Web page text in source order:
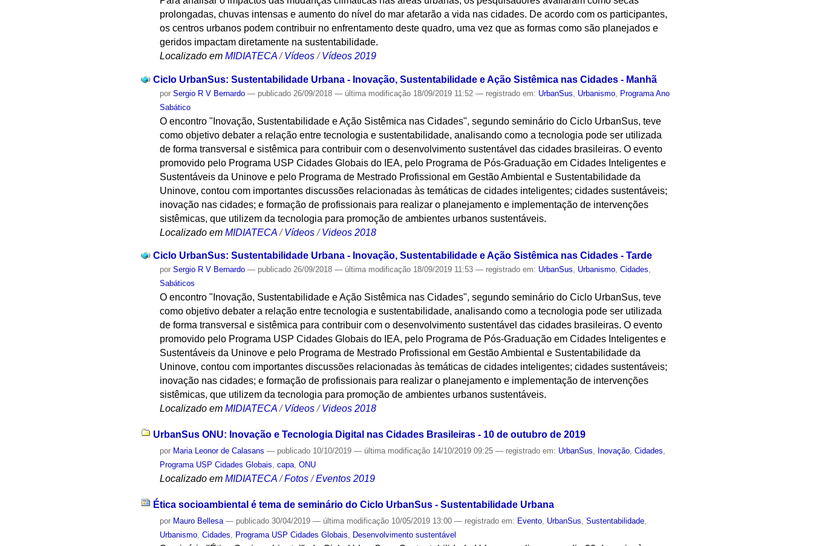
prolongadas, chuvas intensas e aumento do nível do mar afetarão a vida nas cidades. De acordo com os participantes,
os centros urbanos podem contribuir no enfrentamento deste quadro, uma vez que as formas como são planejados e
geridos impactam diretamente na sustentabilidade.
Localizado em MIDIATECA /Vídeos /Vídeos 2019
Ciclo UrbanSus: Sustentabilidade Urbana - Inovação, Sustentabilidade e Ação Sistêmica nas Cidades - Manhã
porSergio R V Bernardo — publicado 26/09/2018— última modificação 18/09/2019 11:52— registrado em: UrbanSus Urbanismo Programa Ano
Sabático
O encontro "Inovação, Sustentabilidade e Ação Sistêmica nas Cidades", segundo seminário do Ciclo UrbanSus, teve
como objetivo debater a relação entre tecnologia e sustentabilidade, analisando como a tecnologia pode ser utilizada
de forma transversal e sistêmica para contribuir com o desenvolvimento sustentável das cidades brasileiras. O evento
promovido pelo Programa USP Cidades Globais do IEA, pelo Programa de Pós-Graduação em Cidades Inteligentes e
Sustentáveis da Uninove e pelo Programa de Mestrado Profissional em Gestão Ambiental e Sustentabilidade da
Uninove, contou com importantes discussões relacionadas às temáticas de cidades inteligentes; cidades sustentáveis;
inovação nas cidades; e formação de profissionais para realizar o planejamento e implementação de intervenções
sistêmicas, que utilizem da tecnologia para promoção de ambientes urbanos sustentáveis.
Localizado em MIDIATECA /Vídeos /Videos 2018
Ciclo UrbanSus: Sustentabilidade Urbana - Inovação, Sustentabilidade e Ação Sistêmica nas Cidades - Tarde
porSergio R V Bernardo — publicado 26/09/2018— última modificação 18/09/2019 11:53— registrado em: UrbanSus, Urbanismo,Cidades,
Sabáticos
O encontro "Inovação, Sustentabilidade e Ação Sistêmica nas Cidades", segundo seminário do Ciclo UrbanSus, teve
como objetivo debater a relação entre tecnologia e sustentabilidade, analisando como a tecnologia pode ser utilizada
de forma transversal e sistêmica para contribuir com o desenvolvimento sustentável das cidades brasileiras. O evento
promovido pelo Programa USP Cidades Globais do IEA, pelo Programa de Pós-Graduação em Cidades Inteligentes e
Sustentáveis da Uninove e pelo Programa de Mestrado Profissional em Gestão Ambiental e Sustentabilidade da
Uninove, contou com importantes discussões relacionadas às temáticas de cidades inteligentes; cidades sustentáveis;
inovação nas cidades; e formação de profissionais para realizar o planejamento e implementação de intervenções
sistêmicas, que utilizem da tecnologia para promoção de ambientes urbanos sustentáveis.
Localizado em MIDIATECA /Vídeos /Videos 2018
UrbanSus ONU: Inovação e Tecnologia Digital nas Cidades Brasileiras - 10 de outubro de 2019
por Maria Leonor de Calasans — publicado 10/10/2019— última modificação 14/10/2019 09:25— registrado em: UrbanSus Inovação ,Cidades
Programa USP Cidades Globais ,capa ,ONU
Localizado em MIDIATECA /Fotos /Eventos 2019
Ética socioambiental é tema de seminário do Ciclo UrbanSus - Sustentabilidade Urbana
por Mauro Bellesa — publicado 30/04/2019— última modificação 10/05/2019 13:00— registrado em: Evento UrbanSus ,Sustentabilidade
Urbanismo ,Cidades Programa USP Cidades Globais Desenvolvimento sustentável